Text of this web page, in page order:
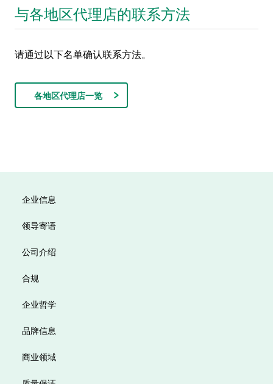
与各地区代理店的联系方法
请通过以下名单确认联系方法。
各地区代理店一览
企业信息
领导寄语
公司介绍
合规
企业哲学
品牌信息
商业领域